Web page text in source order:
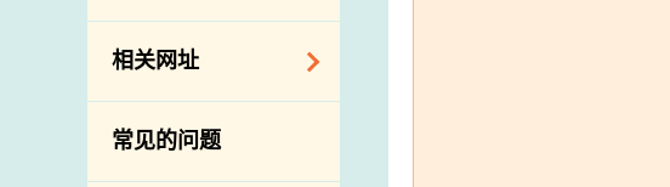
公开比赛
相关网址
相关政府部门／机
构
常见的问题